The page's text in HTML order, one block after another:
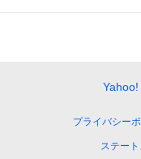
Yahoo!
プライバシー
ステート